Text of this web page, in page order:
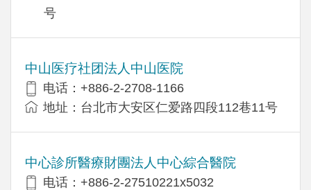
号
中山医疗社团法人中山医院
电话：+886-2-2708-1166
地址：台北市大安区仁爱路四段112巷11号
中心診所醫療財團法人中心綜合醫院
电话：+886-2-27510221x5032